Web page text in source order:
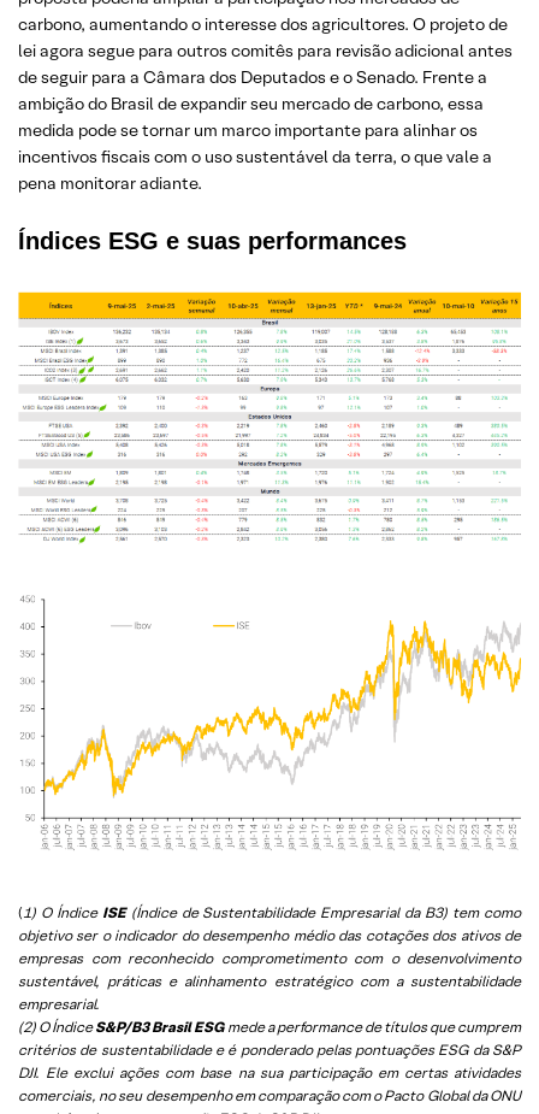
carbono, aumentando o interesse dos agricultores. O projeto de
lei agora segue para outros comitês para revisão adicional antes
de seguir para a Câmara dos Deputados e o Senado. Frente a
ambição do Brasil de expandir seu mercado de carbono, essa
medida pode se tornar um marco importante para alinhar os
incentivos fiscais com o uso sustentável da terra, o que vale a
pena monitorar adiante.
Índices ESG e suas performances
( 1) O Índice ISE(Índice de Sustentabilidade Empresarial da B3) tem como
objetivo ser o indicador do desempenho médio das cotações dos ativos de
empresas com reconhecido comprometimento com o desenvolvimento
sustentável, práticas e alinhamento estratégico com a sustentabilidade
empresarial.
(2) O ÍndiceS&P/B3 Brasil ESGmede a performance de títulos que cumprem
critérios de sustentabilidade e é ponderado pelas pontuações ESG da S&P
DJI. Ele exclui ações com base na sua participação em certas atividades
comerciais, no seu desempenho em comparação com o Pacto Global da ONU